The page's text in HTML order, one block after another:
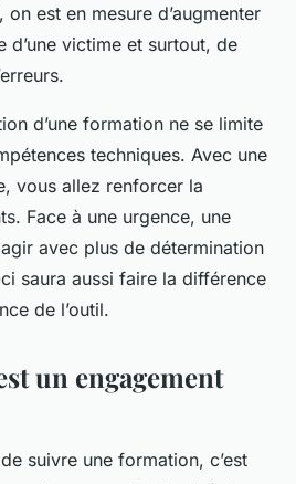
on est en mesure d’augmenter
d’une victime et surtout, de
d’une formation ne se limite
techniques. Avec une
vous allez renforcer la
Face à une urgence, une
avec plus de détermination
saura aussi faire la différence
de l’outil.
un engagement
suivre une formation, c’est